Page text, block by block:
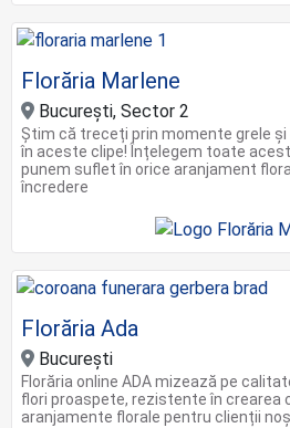
Florăria Marlene
București, Sector 2
Știm că treceți prin momente grele
în aceste clipe! Înțelegem toate
punem suflet în orice aranjament
încredere
Florăria Ada
Bucureşti
Florăria online ADA mizează pe
flori proaspete, rezistente în crearea
aranjamente florale pentru clienții